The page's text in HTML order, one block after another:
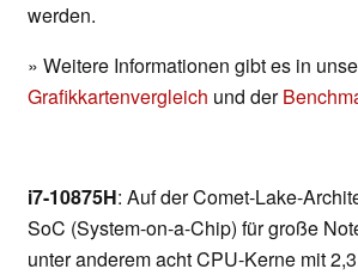
werden.
» Weitere Informationen gibt es in
Grafikkartenvergleich und der
i7-10875H: Auf der Comet-Lake-
SoC (System-on-a-Chip) für große
unter anderem acht CPU-Kerne mit